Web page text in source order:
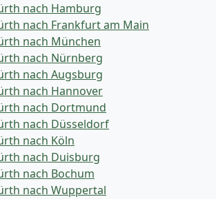
nach Hamburg
nach Frankfurt am Main
nach München
nach Nürnberg
nach Augsburg
nach Hannover
nach Dortmund
nach Düsseldorf
nach Köln
nach Duisburg
nach Bochum
nach Wuppertal